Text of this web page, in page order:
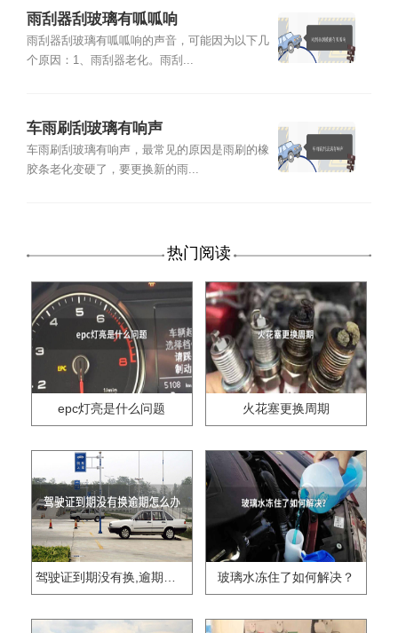
雨刮器刮玻璃有呱呱响
雨刮器刮玻璃有呱呱响的声音，可能因为以下几
个原因：1、雨刮器老化。雨刮...
车雨刷刮玻璃有响声
车雨刷刮玻璃有响声，最常见的原因是雨刷的橡
胶条老化变硬了，要更换新的雨...
热门阅读
epc灯亮是什么问题 火花塞更换周期
驾驶证到期没有换,逾期怎么办?? 玻璃水冻住了如何解决？